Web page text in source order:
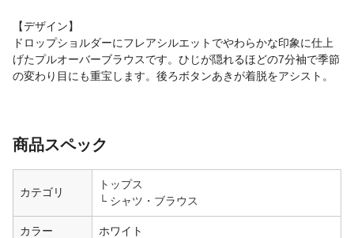
【デザイン】
ドロップショルダーにフレアシルエットでやわらかな印象に仕上
げたプルオーバーブラウスです。ひじが隠れるほどの7分袖で季節
の変わり目にも重宝します。後ろボタンあきが着脱をアシスト。
商品スペック
カテゴリ
トップス
シャツ・ブラウス
カラー ホワイト